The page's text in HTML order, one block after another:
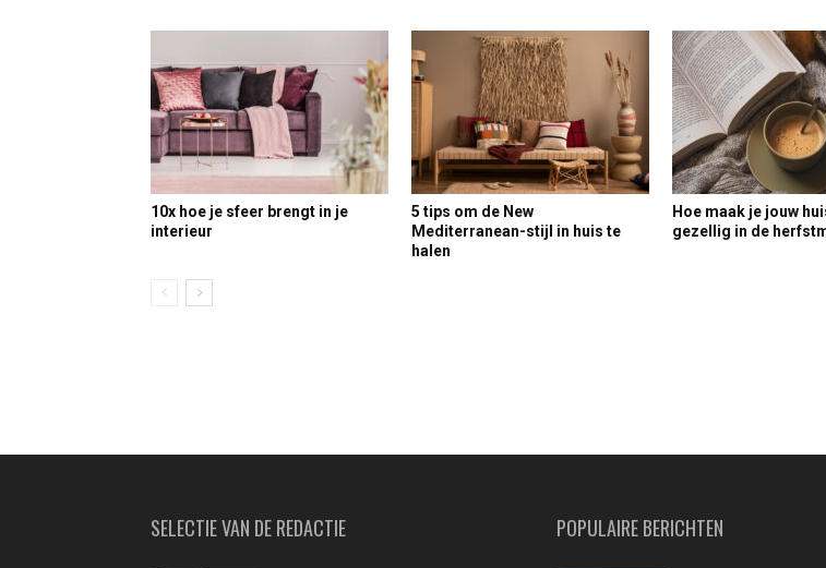
10x hoe je sfeer brengt in je
interieur
5 tips om de New
Mediterranean-stijl in huis te
halen
Hoe maak je jouw
gezellig in de
SELECTIE VAN DE REDACTIE POPULAIRE BERICHTEN